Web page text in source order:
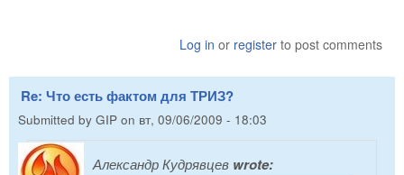
Log in or register to post comments
Re: Что есть фактом для ТРИЗ?
Submitted by GIP on вт, 09/06/2009 - 18:03
Александр Кудрявцев wrote: